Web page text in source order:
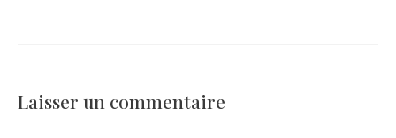
Laisser un commentaire